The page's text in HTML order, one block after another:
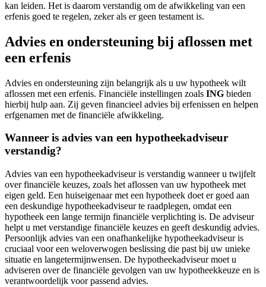
kan leiden. Het is daarom verstandig om de afwikkeling van een
erfenis goed te regelen, zeker als er geen testament is.
Advies en ondersteuning bij aflossen met
een erfenis
Advies en ondersteuning zijn belangrijk als u uw hypotheek wilt
aflossen met een erfenis. Financiële instellingen zoals ING bieden
hierbij hulp aan. Zij geven financieel advies bij erfenissen en helpen
erfgenamen met de financiële afwikkeling.
Wanneer is advies van een hypotheekadviseur
verstandig?
Advies van een hypotheekadviseur is verstandig wanneer u twijfelt
over financiële keuzes, zoals het aflossen van uw hypotheek met
eigen geld. Een huiseigenaar met een hypotheek doet er goed aan
een deskundige hypotheekadviseur te raadplegen, omdat een
hypotheek een lange termijn financiële verplichting is. De adviseur
helpt u met verstandige financiële keuzes en geeft deskundig advies.
Persoonlijk advies van een onafhankelijke hypotheekadviseur is
cruciaal voor een weloverwogen beslissing die past bij uw unieke
situatie en langetermijnwensen. De hypotheekadviseur moet u
adviseren over de financiële gevolgen van uw hypotheekkeuze en is
verantwoordelijk voor passend advies.